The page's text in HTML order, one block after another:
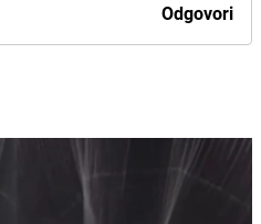
Odgovori